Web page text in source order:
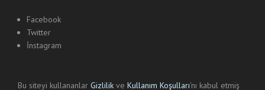
Facebook
Twitter
İnstagram
Bu siteyi kullananlar Gizlilik ve Kullanım Koşulları'nı kabul etmiş